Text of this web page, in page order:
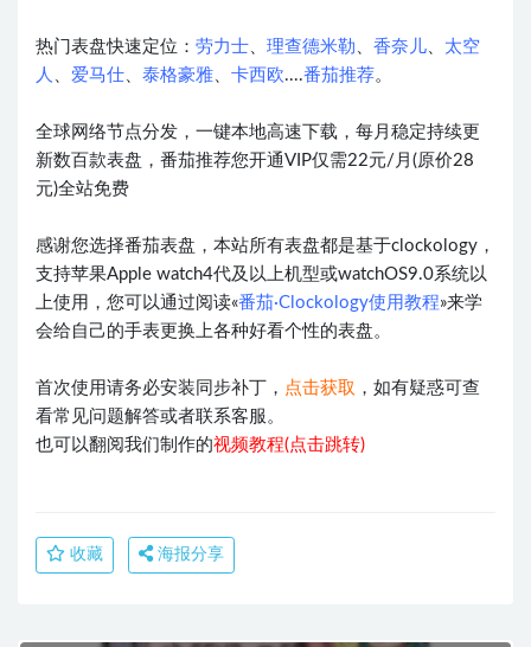
热门表盘快速定位： 劳力士 理查德米勒 香奈儿
太空
人
爱马仕 泰格豪雅 卡西欧....番茄推荐。
全球网络节点分发，一键本地高速下载，每月稳定持续更
新数百款表盘，番茄推荐您开通VIP仅需22元/月(原价28
元)全站免费
感谢您选择番茄表盘，本站所有表盘都是基于clockology，
支持苹果Apple watch4代及以上机型或watchOS9.0系统以
上使用，您可以通过阅读«番茄·Clockology使用教程»来学
会给自己的手表更换上各种好看个性的表盘。
首次使用请务必安装同步补丁， 点击获取 ，如有疑惑可查
看常见问题解答或者联系客服。
也可以翻阅我们制作的视频教程(点击跳转)
收藏 海报分享